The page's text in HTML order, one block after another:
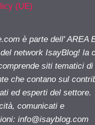
(UE)
è parte dell' AREA
network IsayBlog! la
siti tematici
che contano sul
ed esperti del settore.
comunicati e
info@isayblog.com